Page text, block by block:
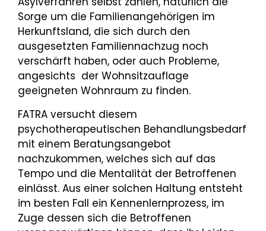
Sorge um die Familienangehörigen im
Herkunftsland, die sich durch den
ausgesetzten Familiennachzug noch
verschärft haben, oder auch Probleme,
angesichts der Wohnsitzauflage
geeigneten Wohnraum zu finden.
FATRA versucht diesem
psychotherapeutischen Behandlungsbedarf
mit einem Beratungsangebot
nachzukommen, welches sich auf das
Tempo und die Mentalität der Betroffenen
einlässt. Aus einer solchen Haltung entsteht
im besten Fall ein Kennenlernprozess, im
Zuge dessen sich die Betroffenen